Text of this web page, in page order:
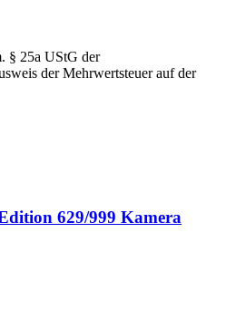
§ 25a UStG der
der Mehrwertsteuer auf der
629/999 Kamera